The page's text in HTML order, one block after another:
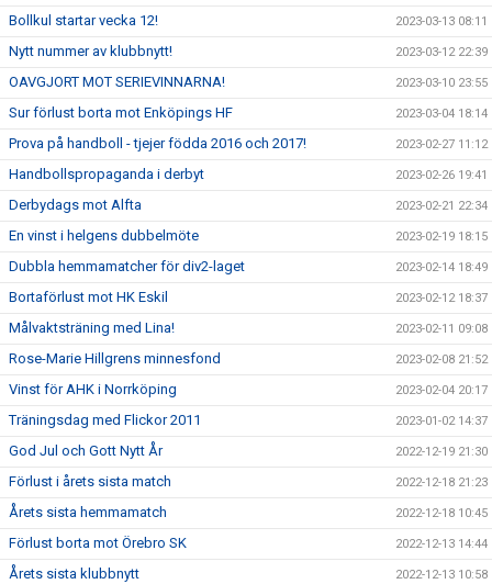
Bollkul startar vecka 12! 2023-03-13 08:11
Nytt nummer av klubbnytt! 2023-03-12 22:39
OAVGJORT MOT SERIEVINNARNA! 2023-03-10 23:55
Sur förlust borta mot Enköpings HF 2023-03-04 18:14
Prova på handboll - tjejer födda 2016 och 2017! 2023-02-27 11:12
Handbollspropaganda i derbyt 2023-02-26 19:41
Derbydags mot Alfta 2023-02-21 22:34
En vinst i helgens dubbelmöte 2023-02-19 18:15
Dubbla hemmamatcher för div2-laget 2023-02-14 18:49
Bortaförlust mot HK Eskil 2023-02-12 18:37
Målvaktsträning med Lina! 2023-02-11 09:08
Rose-Marie Hillgrens minnesfond 2023-02-08 21:52
Vinst för AHK i Norrköping 2023-02-04 20:17
Träningsdag med Flickor 2011 2023-01-02 14:37
God Jul och Gott Nytt År 2022-12-19 21:30
Förlust i årets sista match 2022-12-18 21:23
Årets sista hemmamatch 2022-12-18 10:45
Förlust borta mot Örebro SK 2022-12-13 14:44
Årets sista klubbnytt 2022-12-13 10:58